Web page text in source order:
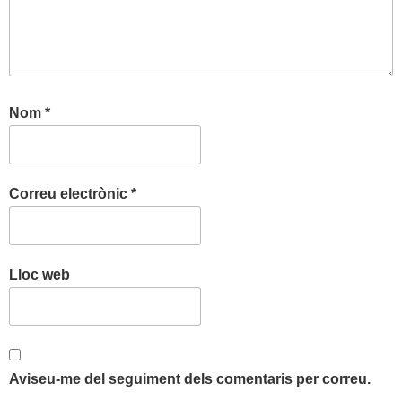
Nom *
Correu electrònic *
Lloc web
Aviseu-me del seguiment dels comentaris per correu.